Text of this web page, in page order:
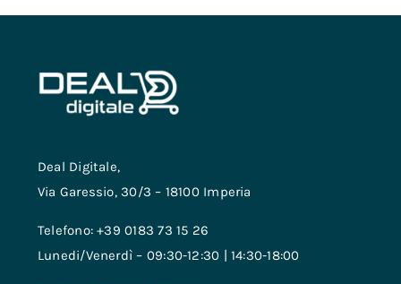
Deal Digitale,
Via Garessio, 30/3 – 18100 Imperia
Telefono: +39 0183 73 15 26
Lunedi/Venerdì – 09:30-12:30 | 14:30-18:00